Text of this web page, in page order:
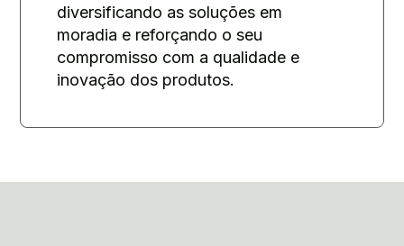
diversificando as soluções em
moradia e reforçando o seu
compromisso com a qualidade e
inovação dos produtos.